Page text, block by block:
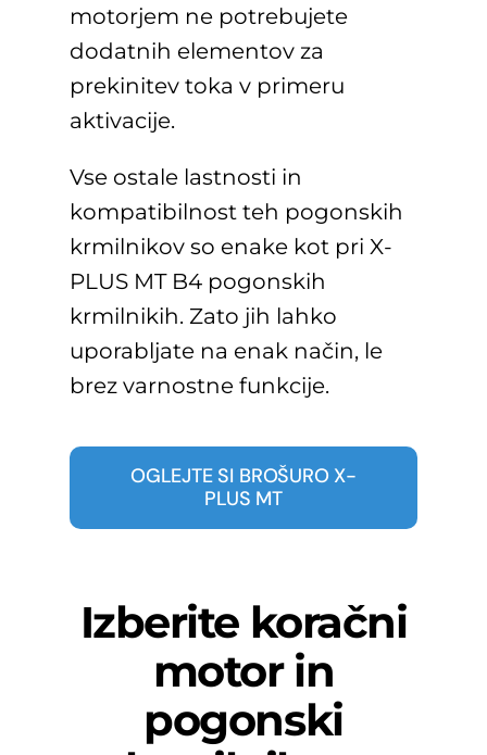
motorjem ne potrebujete
dodatnih elementov za
prekinitev toka v primeru
aktivacije.
Vse ostale lastnosti in
kompatibilnost teh pogonskih
krmilnikov so enake kot pri X-
PLUS MT B4 pogonskih
krmilnikih. Zato jih lahko
uporabljate na enak način, le
brez varnostne funkcije.
OGLEJTE SI BROŠURO X-
PLUS MT
Izberite koračni
motor in
pogonski